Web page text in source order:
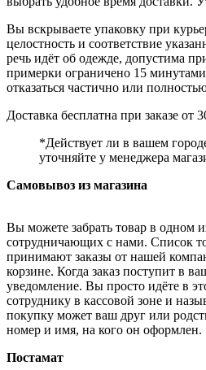
Вы вскрываете упаковку при
целостность и соответствие
речь идёт об одежде, допустима
примерки ограничено 15
отказаться частично или
Доставка бесплатна при заказе от
*Действует ли в вашем
уточняйте у менеджера
Самовывоз из магазина
Вы можете забрать товар в одном
сотрудничающих с нами. Список
принимают заказы от нашей
корзине. Когда заказ поступит в
уведомление. Вы просто идёте в
сотруднику в кассовой зоне и
покупку может ваш друг или
номер и имя, на кого он оформлен.
Постамат